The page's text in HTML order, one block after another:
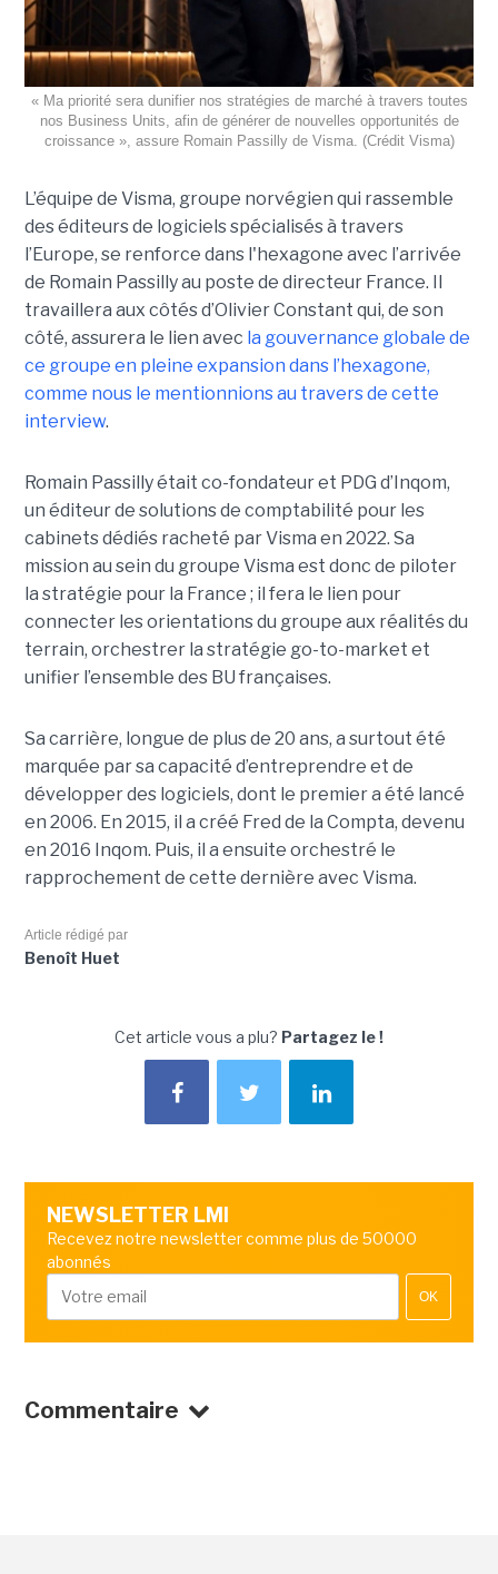
« Ma priorité sera dunifier nos stratégies de marché à travers toutes
nos Business Units, afin de générer de nouvelles opportunités de
croissance », assure Romain Passilly de Visma. (Crédit Visma)
L’équipe de Visma, groupe norvégien qui rassemble
des éditeurs de logiciels spécialisés à travers
l’Europe, se renforce dans l'hexagone avec l’arrivée
de Romain Passilly au poste de directeur France. Il
travaillera aux côtés d’Olivier Constant qui, de son
côté, assurera le lien avec la gouvernance globale de
ce groupe en pleine expansion dans l’hexagone,
comme nous le mentionnions au travers de cette
interview.
Romain Passilly était co-fondateur et PDG d’Inqom,
un éditeur de solutions de comptabilité pour les
cabinets dédiés racheté par Visma en 2022. Sa
mission au sein du groupe Visma est donc de piloter
la stratégie pour la France ; il fera le lien pour
connecter les orientations du groupe aux réalités du
terrain, orchestrer la stratégie go-to-market et
unifier l’ensemble des BU françaises.
Sa carrière, longue de plus de 20 ans, a surtout été
marquée par sa capacité d’entreprendre et de
développer des logiciels, dont le premier a été lancé
en 2006. En 2015, il a créé Fred de la Compta, devenu
en 2016 Inqom. Puis, il a ensuite orchestré le
rapprochement de cette dernière avec Visma.
Article rédigé par
Benoît Huet
Cet article vous a plu? Partagez le !
NEWSLETTER LMI
Recevez notre newsletter comme plus de 50000
abonnés
OK
Commentaire